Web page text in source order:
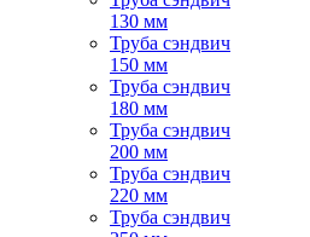
130 мм
Труба сэндвич
150 мм
Труба сэндвич
180 мм
Труба сэндвич
200 мм
Труба сэндвич
220 мм
Труба сэндвич